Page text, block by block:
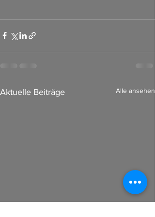
Aktuelle Beiträge Alle ansehen